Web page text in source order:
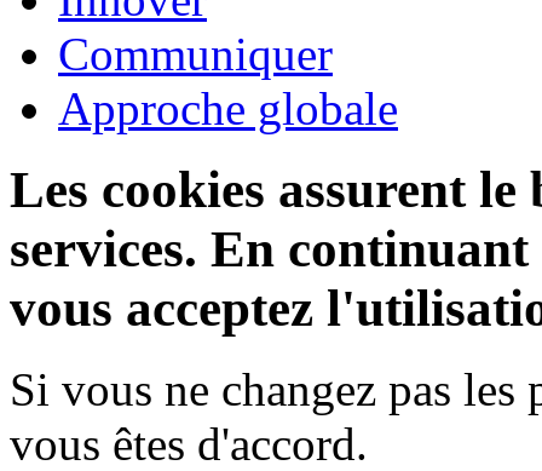
Communiquer
Approche globale
Les cookies assurent
services. En
vous acceptez
Si vous ne changez pas les
vous êtes d'accord.